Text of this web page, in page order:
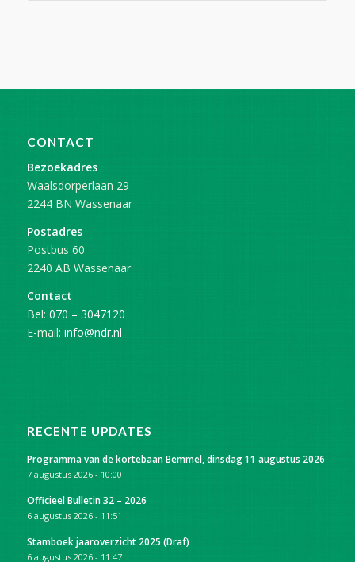
CONTACT
Bezoekadres
Waalsdorperlaan 29
2244 BN Wassenaar
Postadres
Postbus 60
2240 AB Wassenaar
Contact
Bel: 070 – 3047120
E-mail: info@ndr.nl
RECENTE UPDATES
Programma van de kortebaan Bemmel, dinsdag 11 augustus 2026
7 augustus 2026 - 10:00
Officieel Bulletin 32 – 2026
6 augustus 2026 - 11:51
Stamboek jaaroverzicht 2025 (Draf)
6 augustus 2026 - 11:47